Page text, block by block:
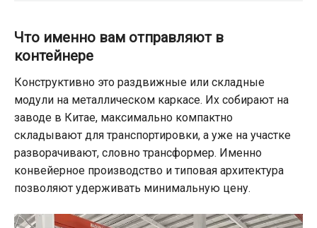
Что именно вам отправляют в
контейнере
Конструктивно это раздвижные или складные
модули на металлическом каркасе. Их собирают на
заводе в Китае, максимально компактно
складывают для транспортировки, а уже на участке
разворачивают, словно трансформер. Именно
конвейерное производство и типовая архитектура
позволяют удерживать минимальную цену.